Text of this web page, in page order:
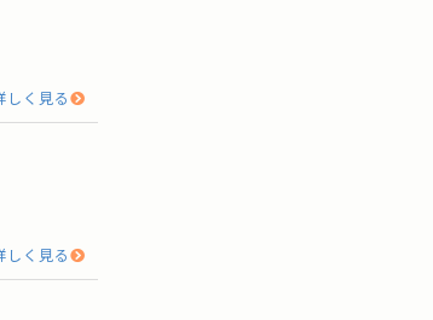
しく見る
しく見る